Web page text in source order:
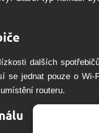
dalších
se jednat pouze o
routeru.